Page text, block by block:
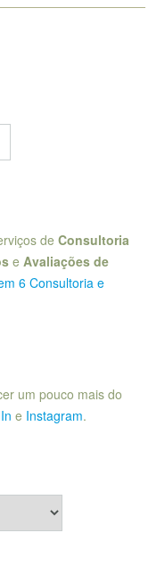
de Consultoria
e Avaliações de
6 Consultoria e
um pouco mais do
e Instagram.